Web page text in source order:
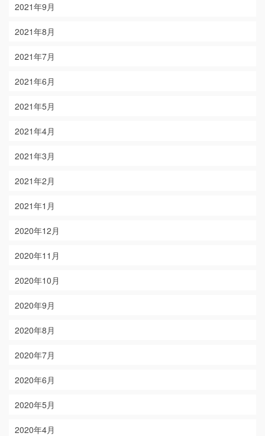
2021年9月
2021年8月
2021年7月
2021年6月
2021年5月
2021年4月
2021年3月
2021年2月
2021年1月
2020年12月
2020年11月
2020年10月
2020年9月
2020年8月
2020年7月
2020年6月
2020年5月
2020年4月